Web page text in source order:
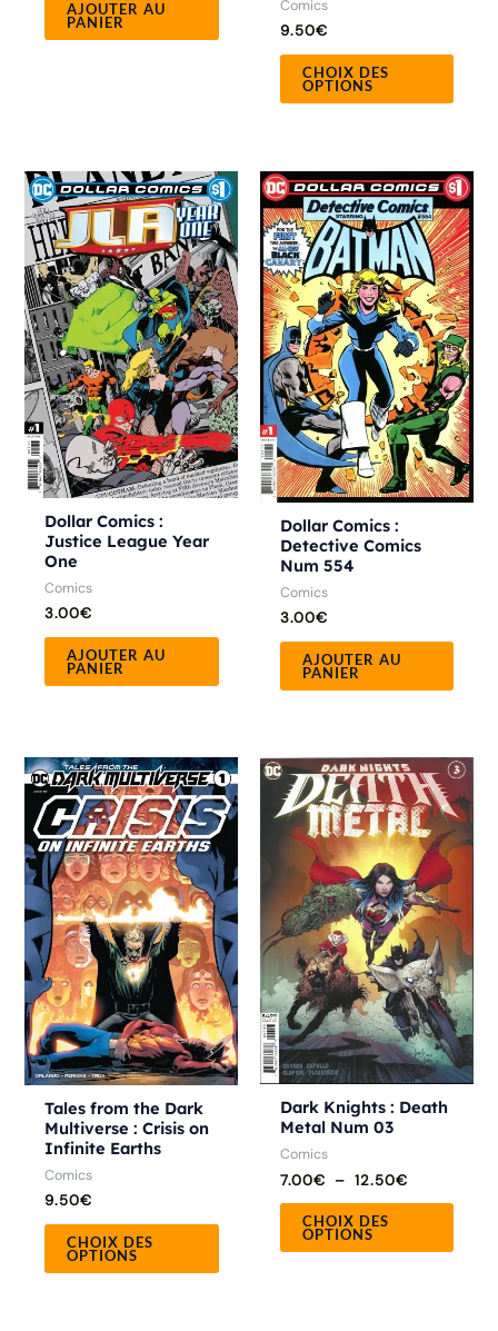
AJOUTER AU
PANIER
Comics
9.50€
CHOIX DES
OPTIONS
Dollar Comics :
Justice League Year
One
Comics
3.00€
AJOUTER AU
PANIER
Dollar Comics :
Detective Comics
Num 554
Comics
3.00€
AJOUTER AU
PANIER
Tales from the Dark
Multiverse : Crisis on
Infinite Earths
Comics
9.50€
CHOIX DES
OPTIONS
Ce
produit
a
plusieurs
variations.
Les
options
peuvent
être
choisies
sur
Dark Knights : Death
Metal Num 03
Comics
7.00€ – 12.50€
Plage
de
prix :
7.00€
à
12.50€
CHOIX DES
OPTIONS
Ce
a
Les
être
sur